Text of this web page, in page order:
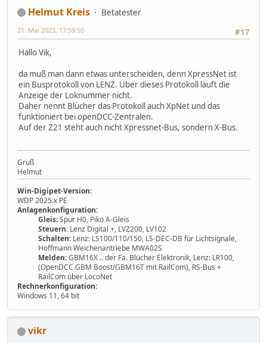
Helmut Kreis
Betatester
#17
21. Mai 2023, 17:59:50
Hallo Vik,
da muß man dann etwas unterscheiden, denn XpressNet ist
ein Busprotokoll von LENZ. Über dieses Protokoll läuft die
Anzeige der Loknummer nicht.
Daher nennt Blücher das Protokoll auch XpNet und das
funktioniert bei openDCC-Zentralen.
Auf der Z21 steht auch nicht Xpressnet-Bus, sondern X-Bus.
Gruß
Helmut
Win-Digipet-Version:
WDP 2025.x PE
Anlagenkonfiguration:
Gleis:Spur H0, Piko A-Gleis
Steuern: Lenz Digital +, LVZ200, LV102
Schalten: Lenz: LS100/110/150, LS-DEC-DB für Lichtsignale,
Hoffmann Weichenantriebe MWA02S
Melden:GBM16X .. der Fa. Blücher Elektronik, Lenz: LR100,
(OpenDCC GBM Boost/GBM16T mit RailCom), RS-Bus +
RailCom über LocoNet
Rechnerkonfiguration:
Windows 11, 64 bit
vikr